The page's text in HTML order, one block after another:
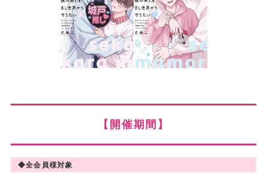
【開催期間】
◆全会員様対象